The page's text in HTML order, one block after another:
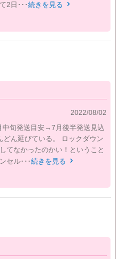
2日･･･続きを見る 
2022/08/02
中旬発送目安→7月後半発送見込
ん延びている。 ロックダウン
てなかったのかい！ということ
セル･･･続きを見る 